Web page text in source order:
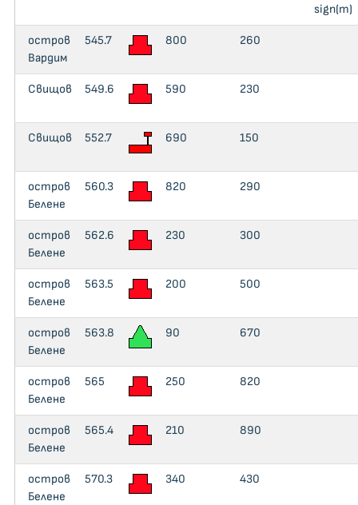
sign(m)
остров
Вардим
545.7 800 260
Свищов 549.6 590 230
Свищов 552.7 690 150
остров
Белене
560.3 820 290
остров
Белене
562.6 230 300
остров
Белене
563.5 200 500
остров
Белене
563.8 90 670
остров
Белене
565 250 820
остров
Белене
565.4 210 890
остров
Белене
570.3 340 430